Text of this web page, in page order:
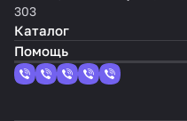
303
Каталог
Помощь